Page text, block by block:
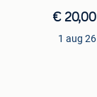
€ 20,00
1 aug 26